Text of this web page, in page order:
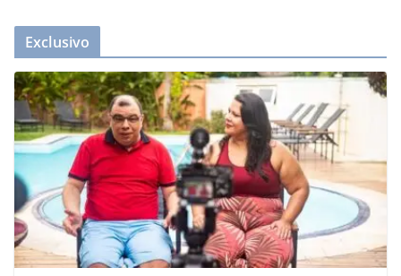
Exclusivo